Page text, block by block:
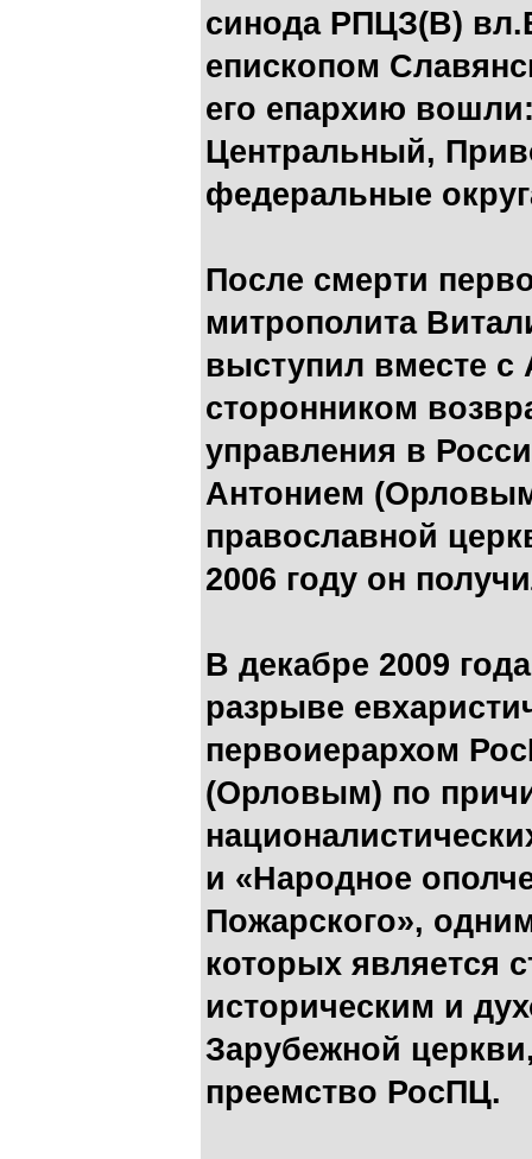
синода РПЦЗ(В)
епископом
его епархию
Центральный,
федеральные
После смерти
митрополита
выступил вместе
сторонником
управления в
Антонием
православной
2006 году он
В декабре 2009
разрыве
первоиерархом
(Орловым) по
и «Народное
Пожарского»,
которых является
историческим и
Зарубежной
преемство РосПЦ.